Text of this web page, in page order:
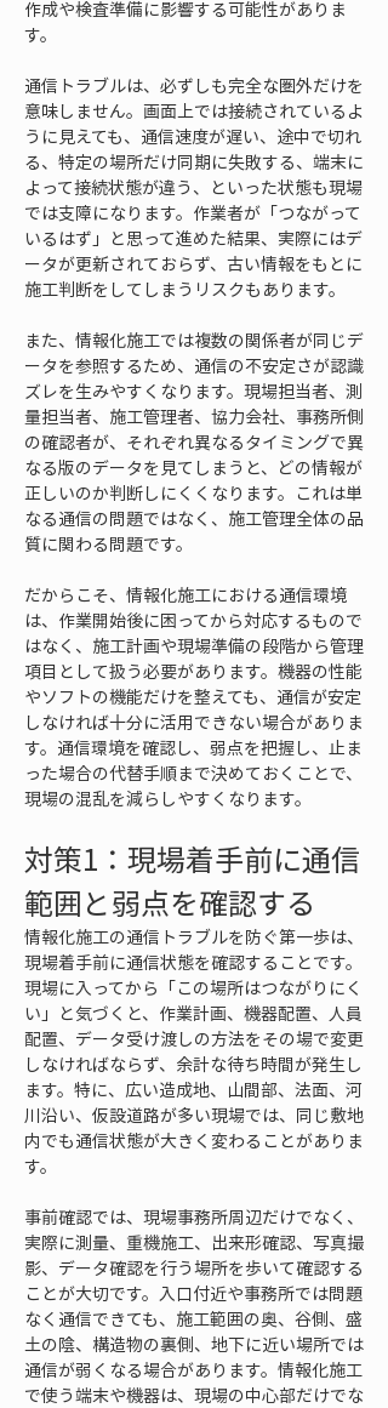
作成や検査準備に影響する可能性がありま
す。
通信トラブルは、必ずしも完全な圏外だけを
意味しません。画面上では接続されているよ
うに見えても、通信速度が遅い、途中で切れ
る、特定の場所だけ同期に失敗する、端末に
よって接続状態が違う、といった状態も現場
では支障になります。作業者が「つながって
いるはず」と思って進めた結果、実際にはデ
ータが更新されておらず、古い情報をもとに
施工判断をしてしまうリスクもあります。
また、情報化施工では複数の関係者が同じデ
ータを参照するため、通信の不安定さが認識
ズレを生みやすくなります。現場担当者、測
量担当者、施工管理者、協力会社、事務所側
の確認者が、それぞれ異なるタイミングで異
なる版のデータを見てしまうと、どの情報が
正しいのか判断しにくくなります。これは単
なる通信の問題ではなく、施工管理全体の品
質に関わる問題です。
だからこそ、情報化施工における通信環境
は、作業開始後に困ってから対応するもので
はなく、施工計画や現場準備の段階から管理
項目として扱う必要があります。機器の性能
やソフトの機能だけを整えても、通信が安定
しなければ十分に活用できない場合がありま
す。通信環境を確認し、弱点を把握し、止ま
った場合の代替手順まで決めておくことで、
現場の混乱を減らしやすくなります。
対策1：現場着手前に通信
範囲と弱点を確認する
情報化施工の通信トラブルを防ぐ第一歩は、
現場着手前に通信状態を確認することです。
現場に入ってから「この場所はつながりにく
い」と気づくと、作業計画、機器配置、人員
配置、データ受け渡しの方法をその場で変更
しなければならず、余計な待ち時間が発生し
ます。特に、広い造成地、山間部、法面、河
川沿い、仮設道路が多い現場では、同じ敷地
内でも通信状態が大きく変わることがありま
す。
事前確認では、現場事務所周辺だけでなく、
実際に測量、重機施工、出来形確認、写真撮
影、データ確認を行う場所を歩いて確認する
ことが大切です。入口付近や事務所では問題
なく通信できても、施工範囲の奥、谷側、盛
土の陰、構造物の裏側、地下に近い場所では
通信が弱くなる場合があります。情報化施工
で使う端末や機器は、現場の中心部だけでな